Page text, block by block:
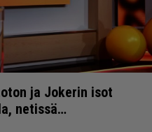
ja Jokerin isot
netissä…